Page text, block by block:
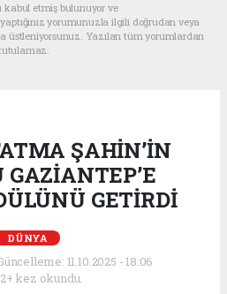
kabul etmiş bulunuyor ve
yorumunuzla ilgili doğrudan veya
üstleniyorsunuz. Yazılan tüm yorumlardan
ŞAHİN’İN
GETİRDİ
DÜNYA
11.10.2025 - 18:06
kez okundu.